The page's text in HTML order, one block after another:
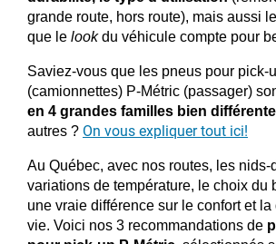
grande route, hors route), mais aussi le
que le lookdu véhicule compte pour
Saviez-vous que les pneus pour pick-
(camionnettes) P-Métric (passager)
en 4 grandes familles bien
autres ? On vous expliquer tout ici!
Au Québec, avec nos routes, les nids-
variations de température, le choix du
une vraie différence sur le confort et la
vie. Voici nos 3 recommandations de